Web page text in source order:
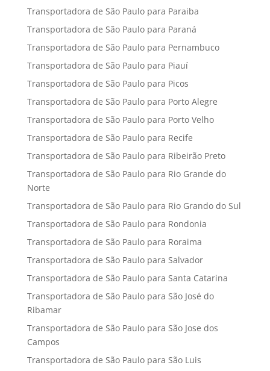
Transportadora de São Paulo para Paraiba
Transportadora de São Paulo para Paraná
Transportadora de São Paulo para Pernambuco
Transportadora de São Paulo para Piauí
Transportadora de São Paulo para Picos
Transportadora de São Paulo para Porto Alegre
Transportadora de São Paulo para Porto Velho
Transportadora de São Paulo para Recife
Transportadora de São Paulo para Ribeirão Preto
Transportadora de São Paulo para Rio Grande do
Norte
Transportadora de São Paulo para Rio Grando do Sul
Transportadora de São Paulo para Rondonia
Transportadora de São Paulo para Roraima
Transportadora de São Paulo para Salvador
Transportadora de São Paulo para Santa Catarina
Transportadora de São Paulo para São José do
Ribamar
Transportadora de São Paulo para São Jose dos
Campos
Transportadora de São Paulo para São Luis